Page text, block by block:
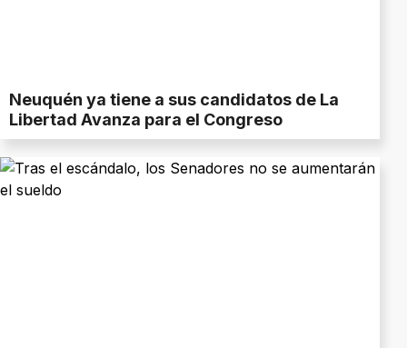
Neuquén ya tiene a sus candidatos de La
Libertad Avanza para el Congreso